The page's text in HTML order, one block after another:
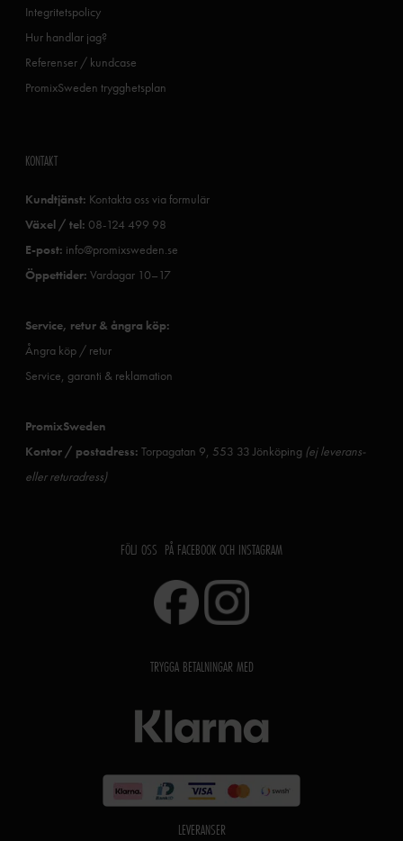
Integritetspolicy
Hur handlar jag?
Referenser / kundcase
PromixSweden trygghetsplan
KONTAKT
Kundtjänst: Kontakta oss via formulär
Växel / tel: 08-124 499 98
E-post: info@promixsweden.se
Öppettider: Vardagar 10–17
Service, retur & ångra köp:
Ångra köp / retur
Service, garanti & reklamation
PromixSweden
Kontor / postadress: Torpagatan 9, 553 33 Jönköping (ej leverans-
eller returadress)
FÖLJ OSS PÅ FACEBOOK OCH INSTAGRAM
TRYGGA BETALNINGAR MED
LEVERANSER